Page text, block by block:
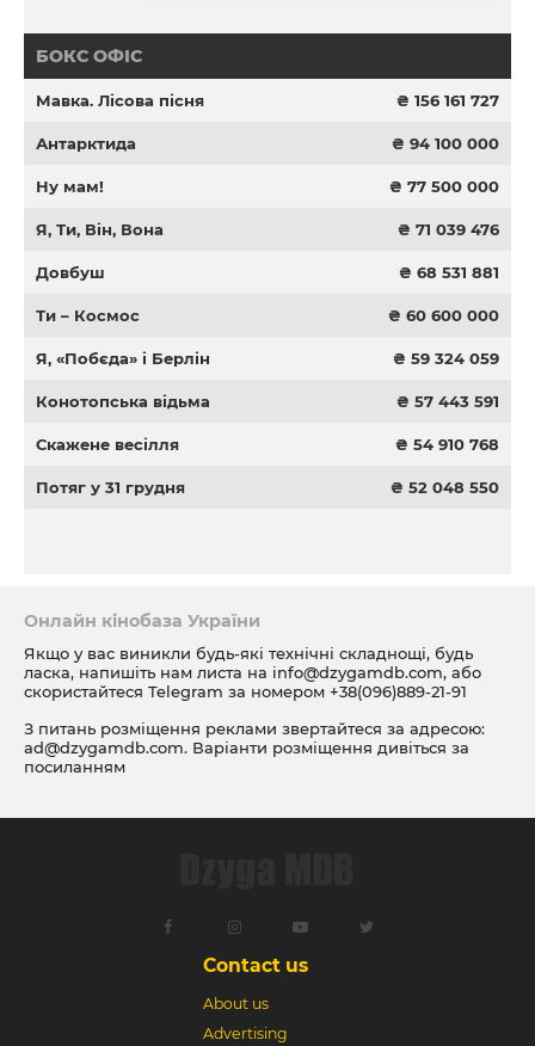
БОКС ОФІС
Мавка. Лісова пісня ₴ 156 161 727
Антарктида ₴ 94 100 000
Ну мам! ₴ 77 500 000
Я, Ти, Він, Вона ₴ 71 039 476
Довбуш ₴ 68 531 881
Ти – Космос ₴ 60 600 000
Я, «Побєда» і Берлін ₴ 59 324 059
Конотопська відьма ₴ 57 443 591
Скажене весілля ₴ 54 910 768
Потяг у 31 грудня ₴ 52 048 550
Онлайн кінобаза України
Якщо у вас виникли будь-які технічні складнощі, будь
ласка, напишіть нам листа на info@dzygamdb.com, або
скористайтеся Telegram за номером +38(096)889-21-91
З питань розміщення реклами звертайтеся за адресою:
ad@dzygamdb.com. Варіанти розміщення дивіться за
посиланням
Contact us
About us
Advertising